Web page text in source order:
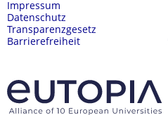
Impressum
Datenschutz
Transparenzgesetz
Barrierefreiheit